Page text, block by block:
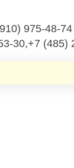
975-48-74
30,+7 (485)